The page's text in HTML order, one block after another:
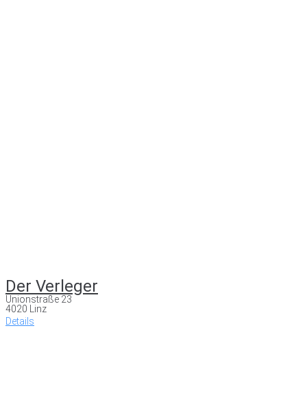
Der Verleger
Unionstraße 23
4020 Linz
Details